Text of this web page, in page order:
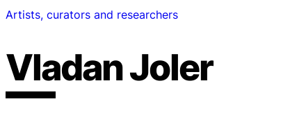
Artists, curators and researchers
Vladan Joler